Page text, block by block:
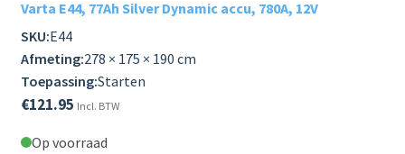
Varta E44, 77Ah Silver Dynamic accu, 780A, 12V
SKU:E44
Afmeting:278 × 175 × 190 cm
Toepassing:Starten
€121.95 Incl. BTW
Op voorraad